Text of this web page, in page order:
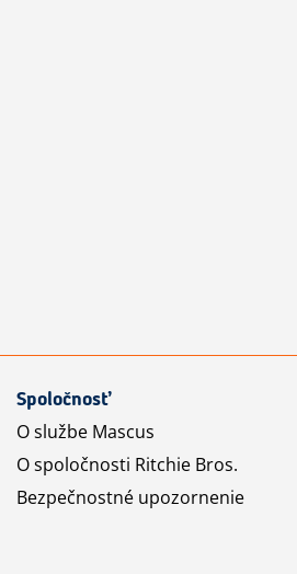
Spoločnosť
O službe Mascus
O spoločnosti Ritchie Bros.
Bezpečnostné upozornenie